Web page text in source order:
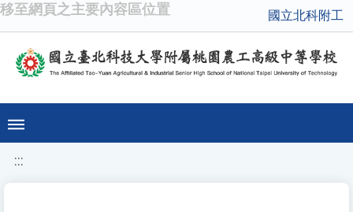
移至網頁之主要內容區位置 國立北科附工
:::